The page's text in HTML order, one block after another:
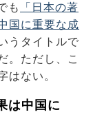
も
「日本の著
国に重要な成
うタイトルで
。ただし、こ
はない。
は中国に